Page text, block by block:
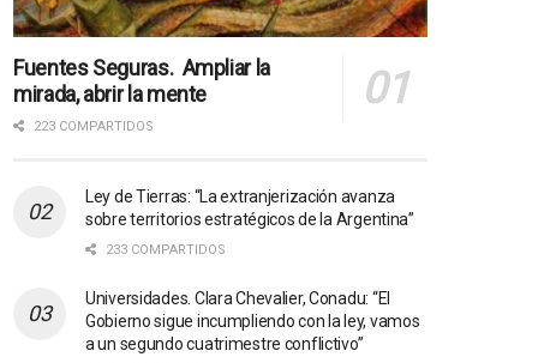
Fuentes Seguras. Ampliar la
mirada, abrir la mente
223 COMPARTIDOS
Ley de Tierras: “La extranjerización avanza
sobre territorios estratégicos de la Argentina”
233 COMPARTIDOS
Universidades. Clara Chevalier, Conadu: “El
Gobierno sigue incumpliendo con la ley, vamos
a un segundo cuatrimestre conflictivo”